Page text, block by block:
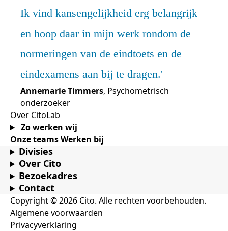
Ik vind kansengelijkheid erg belangrijk
en hoop daar in mijn werk rondom de
normeringen van de eindtoets en de
eindexamens aan bij te dragen.
Annemarie Timmers, Psychometrisch
onderzoeker
Over CitoLab
Zo werken wij
Onze teamsWerken bij
Divisies
Over Cito
Bezoekadres
Contact
Copyright © 2026 Cito. Alle rechten voorbehouden.
Algemene voorwaarden
Privacyverklaring